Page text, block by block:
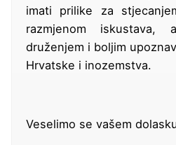
imati prilike za
razmjenom
druženjem i boljim
Hrvatske i inozemstva.
Veselimo se vašem